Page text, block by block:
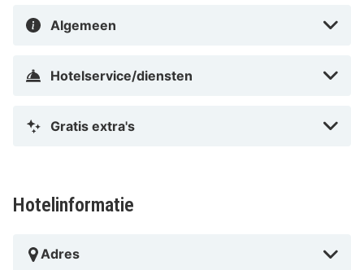
Algemeen
Hotelservice/diensten
Gratis extra's
Hotelinformatie
Adres